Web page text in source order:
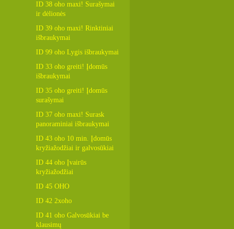
ID 38 oho maxi! Surašymai
ir dėlionės
ID 39 oho maxi! Rinktiniai
išbraukymai
ID 99 oho Lygis išbraukymai
ID 33 oho greiti! Įdomūs
išbraukymai
ID 35 oho greiti! Įdomūs
surašymai
ID 37 oho maxi! Surask
panoraminiai išbraukymai
ID 43 oho 10 min. Įdomūs
kryžiažodžiai ir galvosūkiai
ID 44 oho Įvairūs
kryžiažodžiai
ID 45 OHO
ID 42 2xoho
ID 41 oho Galvosūkiai be
klausimų